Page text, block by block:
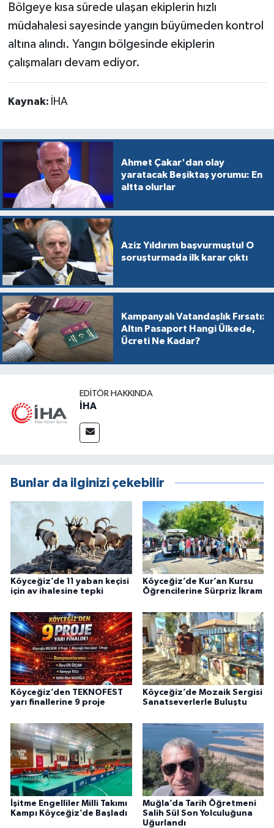
Bölgeye kısa sürede ulaşan ekiplerin hızlı
müdahalesi sayesinde yangın büyümeden kontrol
altına alındı. Yangın bölgesinde ekiplerin
çalışmaları devam ediyor.
Kaynak: İHA
Ahmet Çakar'dan olay
yaratacak Beşiktaş yorumu: En
altta olurlar
Aziz Yıldırım başvurmuştu! O
soruşturmada ilk karar çıktı
Kampanyalı Vatandaşlık Fırsatı:
Altın Pasaport Hangi Ülkede,
Ücreti Ne Kadar?
EDITÖR HAKKINDA
İHA
Bunlar da ilginizi çekebilir
Köyceğiz’de 11 yaban keçisi
için av ihalesine tepki
Köyceğiz’de Kur’an Kursu
Öğrencilerine Sürpriz İkram
Köyceğiz’den TEKNOFEST
yarı finallerine 9 proje
Köyceğiz’de Mozaik Sergisi
Sanatseverlerle Buluştu
İşitme Engelliler Milli Takımı
Kampı Köyceğiz’de Başladı
Muğla’da Tarih Öğretmeni
Salih Sül Son Yolculuğuna
Uğurlandı